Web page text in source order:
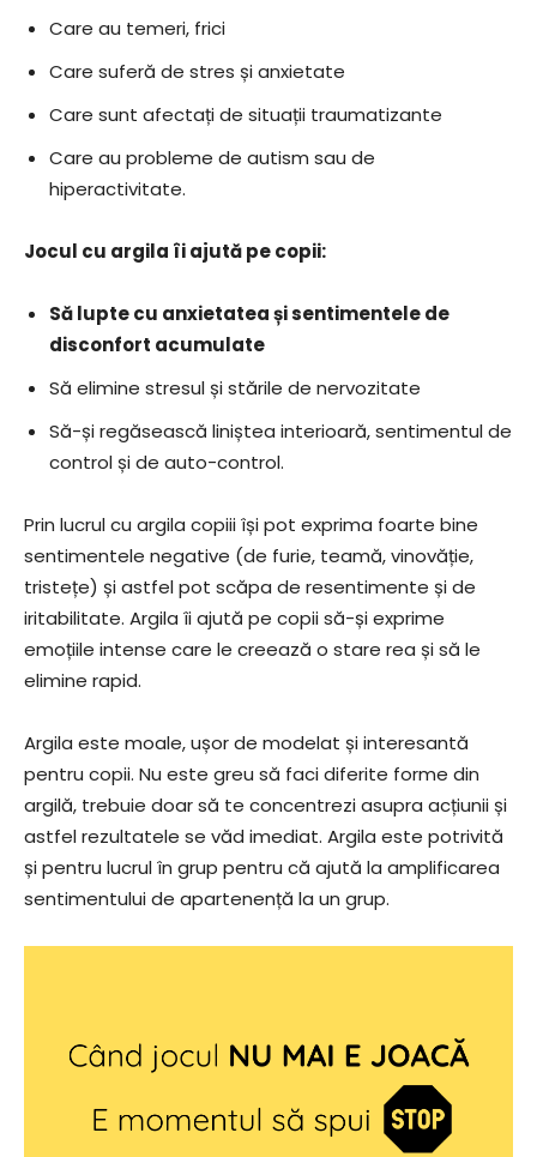
Care au temeri, frici
Care suferă de stres și anxietate
Care sunt afectați de situații traumatizante
Care au probleme de autism sau de
hiperactivitate.
Jocul cu argila îi ajută pe copii:
Să lupte cu anxietatea și sentimentele de
disconfort acumulate
Să elimine stresul și stările de nervozitate
Să-și regăsească liniștea interioară, sentimentul de
control și de auto-control.
Prin lucrul cu argila copiii își pot exprima foarte bine
sentimentele negative (de furie, teamă, vinovăție,
tristețe) și astfel pot scăpa de resentimente și de
iritabilitate. Argila îi ajută pe copii să-și exprime
emoțiile intense care le creează o stare rea și să le
elimine rapid.
Argila este moale, ușor de modelat și interesantă
pentru copii. Nu este greu să faci diferite forme din
argilă, trebuie doar să te concentrezi asupra acțiunii și
astfel rezultatele se văd imediat. Argila este potrivită
și pentru lucrul în grup pentru că ajută la amplificarea
sentimentului de apartenență la un grup.